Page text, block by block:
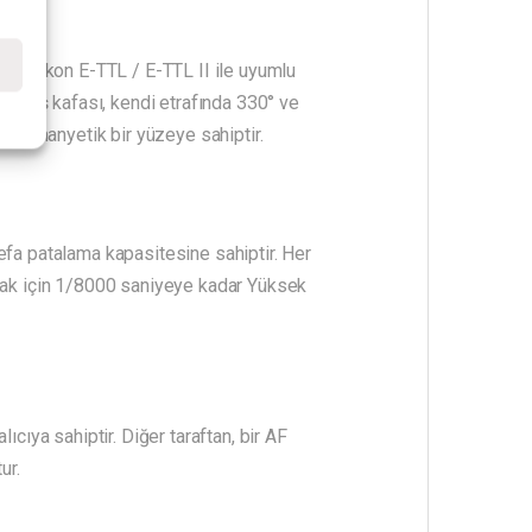
Nikon E-TTL / E-TTL II ile uyumlu
Flaş kafası, kendi etrafında 330° ve
manyetik bir yüzeye sahiptir.
patalama kapasitesine sahiptir. Her
için 1/8000 saniyeye kadar Yüksek
sahiptir. Diğer taraftan, bir AF